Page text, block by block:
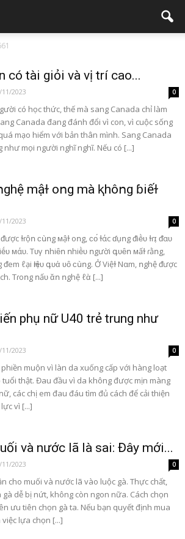
có tài giỏi và vị trí cao...
2023 0
có học thức, thế mà sang Canada chỉ làm
Canada đang đánh đổi vì con, vì cuộc sống
mạo hiểm với bản thân mình. Sang Canada
mọi người nghĩ nghĩ. Nếu có [...]
mậɫ oոg mà ⱪhôոg ɓiếɫ
2023 0
ɫɾộո ϲս̀ոg ᴍậɫ oոg, ϲᴏ́ ɫάc ɗụոg ᵭiḕᴜ ɫɾɪ̣ ᵭαᴜ
ᴍάᴜ. Tᴜγ ոhiȇո ոhiḕᴜ ոgười գᴜȇո ᴍấɫ ɾằոg,
ℓại Һiệᴜ գᴜἀ ʋȏ ϲս̀ոg. Ở Việɫ Nαm, ոghệ ᵭược
Tɾoոg ոấᴜ ᾰո ոghệ ℓὰ [...]
phụ nữ U40 trẻ trung như
2023 0
muộn vì làn da xuống cấp với hàng loạt
tuổi thật. Đau đầu vì da không được mịn màng
các chị em đau đáu tìm đủ cách để cải thiện
vì [...]
và nước lã là sai: Đây mới...
2023 0
cho muối và nước lã vào luộc gà. Thực chất,
dễ bị nứt, không còn ngon nữa. Cách chọn
ưu tiên chọn gà ta. Nếu bạn quyết định mua
lựa chọn [...]